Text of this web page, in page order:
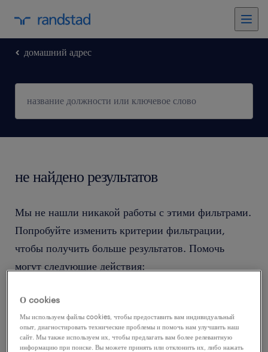
домашний адрес
не найдено результатов
Мы не нашли никакой работы с этими фильтрами.
Попробуйте изменить критерии фильтрации,
чтобы получить больше результатов. Помочь
могут следующие действия:
Попробуйте удалить некоторые из
примененных фильтров.
Вы искали работу в определенном месте?
О cookies
Мы используем файлы cookies, чтобы предоставить вам индивидуальный
опыт, диагностировать технические проблемы и помочь нам улучшить наш
сайт. Мы также используем их, чтобы предлагать вам более релевантную
информацию при поиске. Вы можете принять или отклонить их, либо нажать